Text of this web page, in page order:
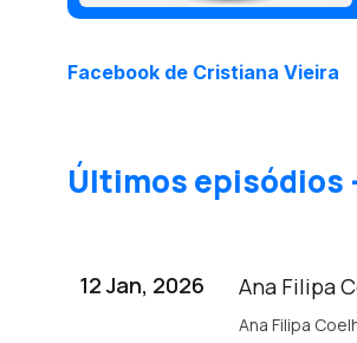
Facebook de Cristiana Vieira
Últimos episódios
12 Jan, 2026 Ana Filipa
Ana Filipa